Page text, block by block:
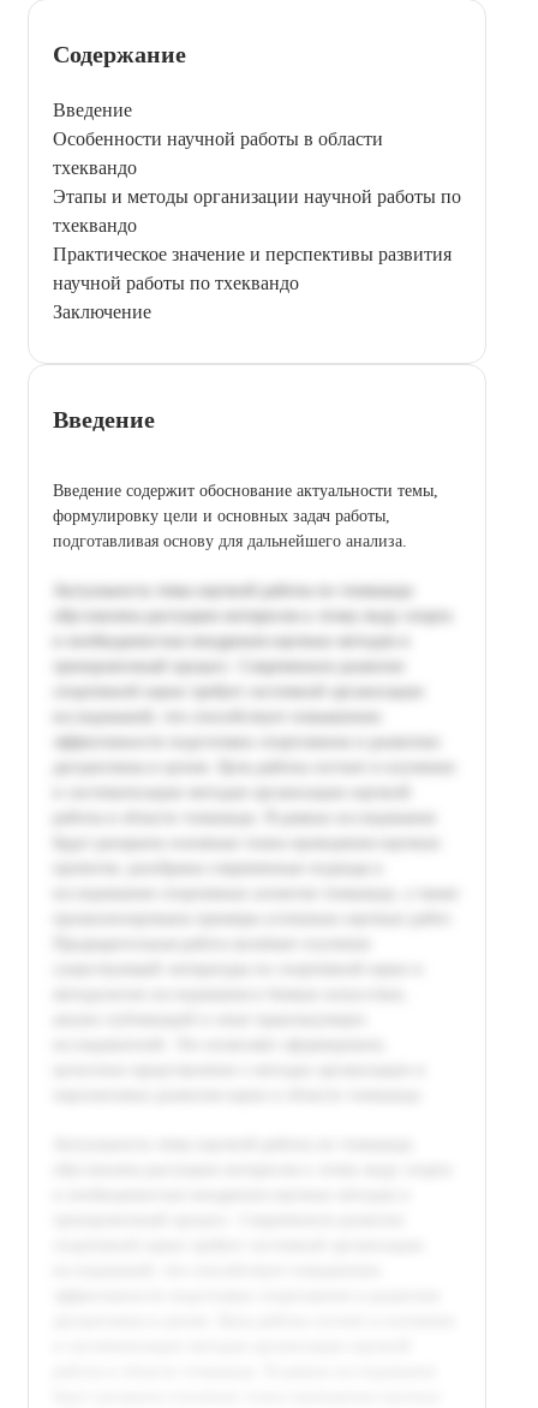
Содержание
Введение
Особенности научной работы в области
тхеквандо
Этапы и методы организации научной работы по
тхеквандо
Практическое значение и перспективы развития
научной работы по тхеквандо
Заключение
Введение
Введение содержит обоснование актуальности темы,
формулировку цели и основных задач работы,
подготавливая основу для дальнейшего анализа.